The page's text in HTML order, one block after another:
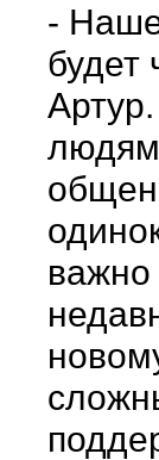
-
будет
важно